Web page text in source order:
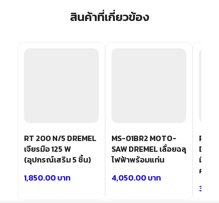
สินค้าที่เกี่ยวข้อง
RT 200 N/5 DREMEL
เจียรมือ 125 W
(อุปกรณ์เสริม 5 ชิ้น)
1,850.00บาท
MS-01BR2 MOTO-
SAW DREMEL เลื่อยฉลุ
ไฟฟ้าพร้อมแท่น
4,050.00บาท
RT
มือถื
ความ